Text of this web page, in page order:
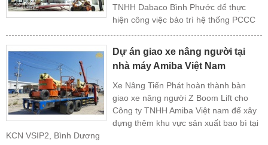
TNHH Dabaco Bình Phước để thực
hiện công việc bảo trì hệ thống PCCC
Dự án giao xe nâng người tại
nhà máy Amiba Việt Nam
Xe Nâng Tiến Phát hoàn thành bàn
giao xe nâng người Z Boom Lift cho
Công ty TNHH Amiba Việt nam để xây
dựng thêm khu vực sản xuất bao bì tại
KCN VSIP2, Bình Dương